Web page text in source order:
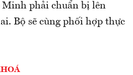
phải chuẩn bị lên
Bộ sẽ cùng phối hợp thực